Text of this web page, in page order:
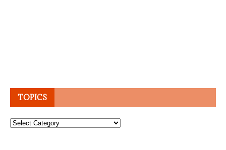
TOPICS
Topics